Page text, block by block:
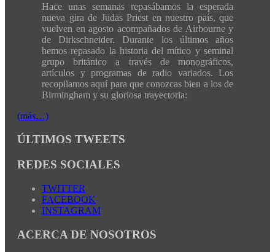
Hace unas semanas repasábamos la esperada
nueva gira de Judas Priest en nuestro país, que
vuelven en agosto acompañados de Airbourne y
de Dirkschneider. Durante los últimos años
hemos repasado la historia del mítico y seminal
grupo británico a través de monográficos,
artículos y programas de radio variados. Los
recopilamos aquí para que conozcas bien a los de
Birmingham y su gloriosa trayectoria:
(más…)
ÚLTIMOS TWEETS
REDES SOCIALES
TWITTER
FACEBOOK
INSTAGRAM
ACERCA DE NOSOTROS